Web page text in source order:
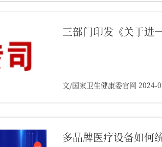
三部门印发《关于进
文/国家卫生健康委官网 2024-
多品牌医疗设备如何